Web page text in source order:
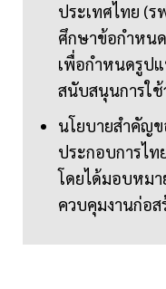
ประเทศไทย (ร
ศึกษาข้อกำหน
เพื่อกำหนดรูป
สนับสนุนการใช้
นโยบายสำคัญ
ประกอบการไท
โดยได้มอบหม
ควบคุมงานก่อส